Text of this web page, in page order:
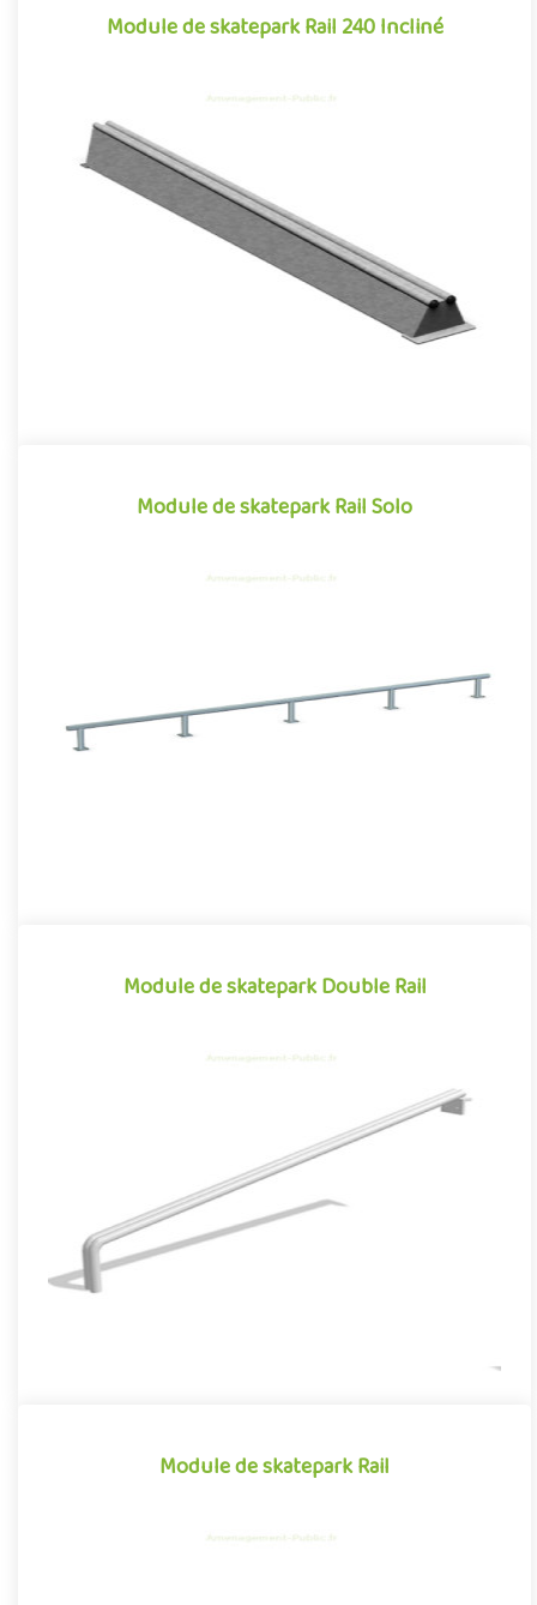
Module de skatepark Rail 240 Incliné
Module de skatepark Rail 240 Incliné
Le Rail 240 Incliné est un module de skatepark, inspiré des
divers obstacles que l'on peut retrouver dans les
environnements ..
Module de skatepark Rail Solo
obstacles que l'on peut retrouver dans les environnements
urbains..
Module de skatepark Double Rail
Module de skatepark Double Rail
Le Double Rail est un module de skatepark, inspiré des divers
obstacles que l'on peut retrouver dans les environnements
urbai..
Module de skatepark Rail